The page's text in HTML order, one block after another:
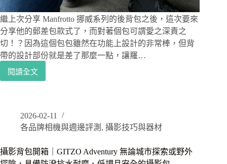
SLX120
繼上次分享 Manfrotto 挪威系列的後背包之後，這次要來
分享他的郵差包款式了，而對著個包可謂愛之深責之
切！？因為這個包包雖然在功能上設計的非常棒，但背
帶的設計部份就是差了那麼一點，讓羅…
閱讀全文
相
包
｜
Noreg
Messenger
2026-02-11
各品牌相機與週邊評測 , 攝影技巧與器材
攝影背包開箱｜GITZO Adventury 無論城市探索或野外